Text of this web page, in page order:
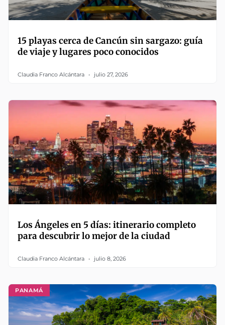
15 playas cerca de Cancún sin sargazo: guía
de viaje y lugares poco conocidos
Claudia Franco Alcántara julio 27, 2026
Los Ángeles en 5 días: itinerario completo
para descubrir lo mejor de la ciudad
Claudia Franco Alcántara julio 8, 2026
PANAMÁ